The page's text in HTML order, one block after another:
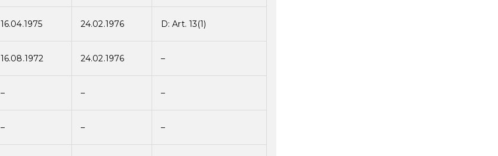
16.04.1975 24.02.1976 D: Art. 13(1)
16.08.1972 24.02.1976 –
– – –
– – –